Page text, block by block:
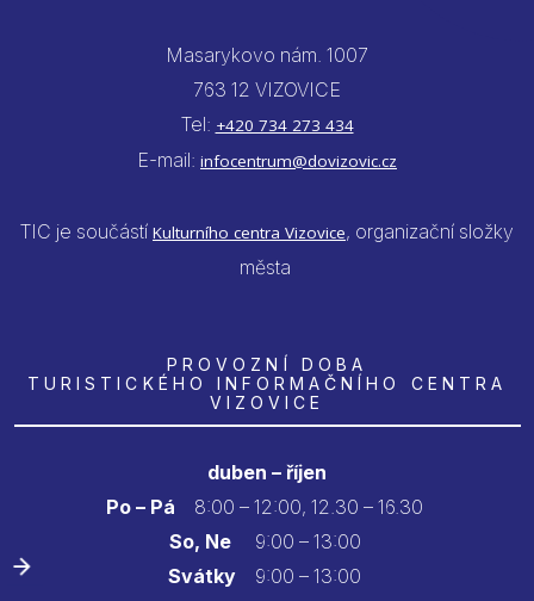
Masarykovo nám. 1007
763 12 VIZOVICE
Tel: +420 734 273 434
E-mail: infocentrum@dovizovic.cz
TIC je součástí Kulturního centra Vizovice, organizační složky
města
PROVOZNÍ DOBA
TURISTICKÉHO INFORMAČNÍHO CENTRA
VIZOVICE
duben – říjen
Po – Pá
8:00 – 12:00, 12.30 – 16.30
So, Ne9:00 – 13:00
Svátky 9:00 – 13:00